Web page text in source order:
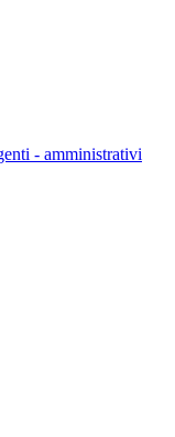
- amministrativi